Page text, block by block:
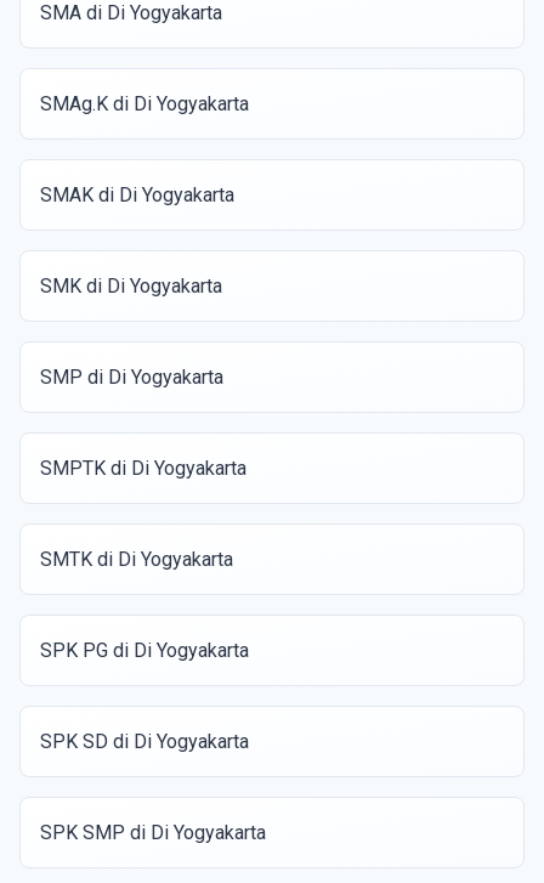
SMA di Di Yogyakarta
SMAg.K di Di Yogyakarta
SMAK di Di Yogyakarta
SMK di Di Yogyakarta
SMP di Di Yogyakarta
SMPTK di Di Yogyakarta
SMTK di Di Yogyakarta
SPK PG di Di Yogyakarta
SPK SD di Di Yogyakarta
SPK SMP di Di Yogyakarta